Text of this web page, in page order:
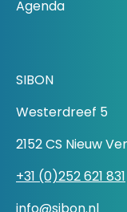
Agenda
SIBON
Westerdreef 5
2152 CS Nieuw
+31 (0)252 621 831